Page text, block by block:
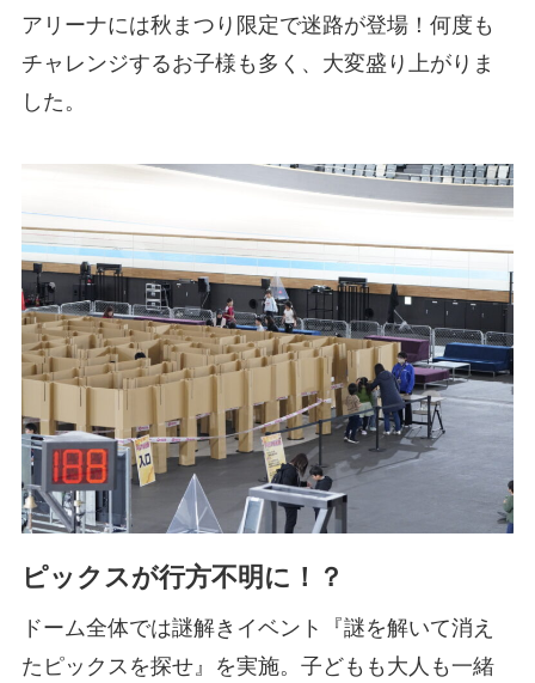
アリーナには秋まつり限定で迷路が登場！何度も
チャレンジするお子様も多く、大変盛り上がりま
した。
ピックスが行方不明に！？
ドーム全体では謎解きイベント『謎を解いて消え
たピックスを探せ』を実施。子どもも大人も一緒